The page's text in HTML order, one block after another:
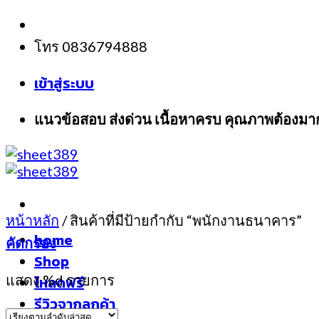
Skip
content
โทร 0836794888
เข้าสู่ระบบ
แนวข้อสอบ ส่งด่วน เนื้อหาครบ คุณภาพต้องม
home
Shop
โหลดฟรี
รีวิวจากลูกค้า
หน้าหลัก /สินค้าที่มีป้ายกำกับ “พนักงานธนาคาร”
คัดกรอง
แสดง %d รายการ